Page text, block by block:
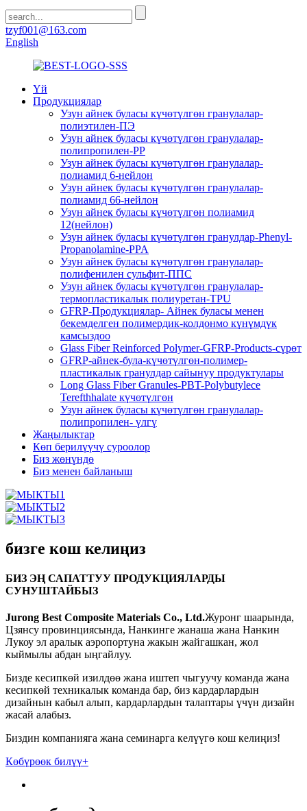
tzyf001@163.com
English
Үй
Продукциялар
Узун айнек буласы күчөтүлгөн гранулалар-
полиэтилен-ПЭ
Узун айнек буласы күчөтүлгөн гранулалар-
полипропилен-PP
Узун айнек буласы күчөтүлгөн гранулалар-
полиамид 6-нейлон
Узун айнек буласы күчөтүлгөн гранулалар-
полиамид 66-нейлон
Узун айнек буласы күчөтүлгөн полиамид
12(нейлон)
Узун айнек буласы күчөтүлгөн гранулдар-Phenyl-
Propanolamine-PPA
Узун айнек буласы күчөтүлгөн гранулалар-
полифенилен сульфит-ППС
Узун айнек буласы күчөтүлгөн гранулалар-
термопластикалык полиуретан-TPU
GFRP-Продукциялар- Айнек буласы менен
бекемделген полимердик-колдонмо күнүмдүк
камсыздоо
Glass Fiber Reinforced Polymer-GFRP-Products-сүрөт
GFRP-айнек-була-күчөтүлгөн-полимер-
пластикалык гранулдар сайынуу продуктулары
Long Glass Fiber Granules-PBT-Polybutylece
Terefthhalate күчөтүлгөн
Узун айнек буласы күчөтүлгөн гранулалар-
полипропилен- үлгү
Жаңылыктар
Көп берилүүчү суроолор
Биз жөнүндө
Биз менен байланыш
бизге кош келиңиз
БИЗ ЭҢ САПАТТУУ ПРОДУКЦИЯЛАРДЫ
СУНУШТАЙБЫЗ
Jurong Best Composite Materials Co., Ltd.Журонг шаарында,
Цзянсу провинциясында, Нанкинге жанаша жана Нанкин
Лукоу эл аралык аэропортуна жакын жайгашкан, жол
кыймылы абдан ыңгайлуу.
Бизде кесипкөй изилдөө жана иштеп чыгуучу команда жана
кесипкөй техникалык команда бар, биз кардарлардын
дизайнын кабыл алып, кардарлардын талаптары үчүн дизайн
жасай алабыз.
Биздин компанияга жана семинарга келүүгө кош келиңиз!
Көбүрөөк билүү+